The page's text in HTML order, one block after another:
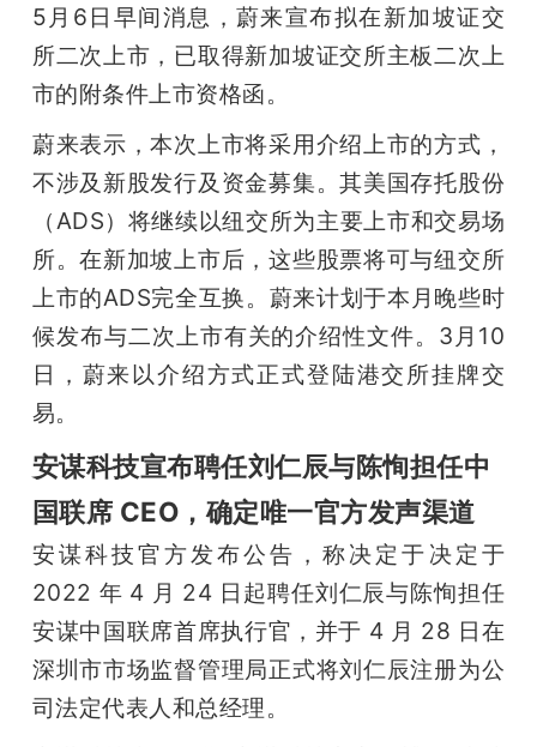
5月6日早间消息，蔚来宣布拟在新加坡证交
所二次上市，已取得新加坡证交所主板二次上
市的附条件上市资格函。
蔚来表示，本次上市将采用介绍上市的方式，
不涉及新股发行及资金募集。其美国存托股份
（ADS）将继续以纽交所为主要上市和交易场
所。在新加坡上市后，这些股票将可与纽交所
上市的ADS完全互换。蔚来计划于本月晚些时
候发布与二次上市有关的介绍性文件。3月10
日，蔚来以介绍方式正式登陆港交所挂牌交
易。
安谋科技宣布聘任刘仁辰与陈恂担任中
国联席 CEO，确定唯一官方发声渠道
安谋科技官方发布公告，称决定于决定于
2022 年 4 月 24 日起聘任刘仁辰与陈恂担任
安谋中国联席首席执行官，并于 4 月 28 日在
深圳市市场监督管理局正式将刘仁辰注册为公
司法定代表人和总经理。